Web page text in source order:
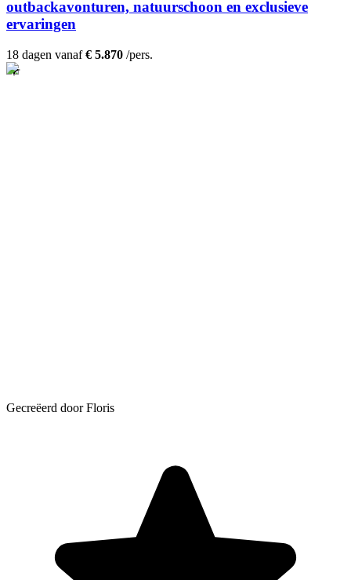
outbackavonturen, natuurschoon en exclusieve
ervaringen
18 dagen vanaf€ 5.870 /pers.
Gecreëerd door Floris